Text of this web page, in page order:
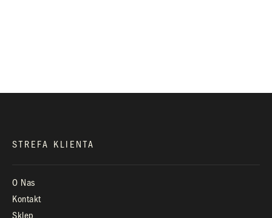
STREFA KLIENTA
O Nas
Kontakt
Sklep